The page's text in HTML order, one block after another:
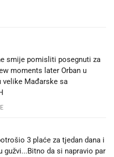
smije pomisliti posegnuti za
moments later Orban u
velike Mađarske sa
3 plaće za tjedan dana i
gužvi...Bitno da si napravio par